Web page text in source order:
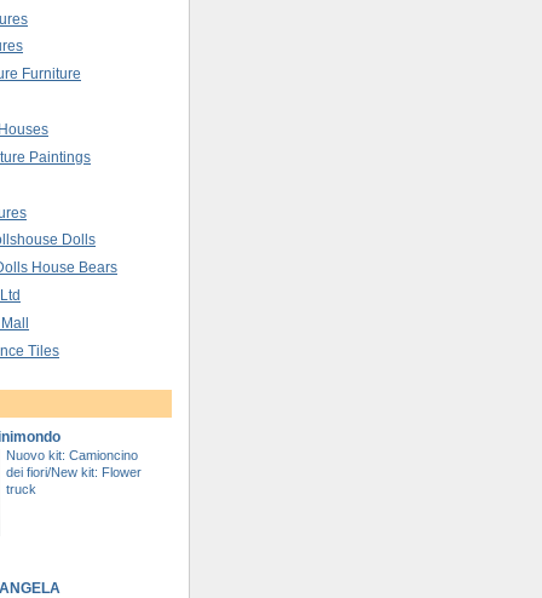
Furniture
Paintings
Dolls
House Bears
Tiles
Nuovo kit: Camioncino
dei fiori/New kit: Flower
truck